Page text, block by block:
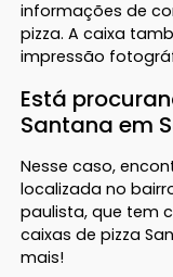
informações de
pizza. A caixa
impressão
Está
Santana em
Nesse caso,
localizada no
paulista, que tem
caixas de pizza
mais!